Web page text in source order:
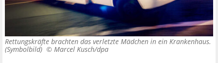
Rettungskräfte brachten das verletzte Mädchen in ein Krankenhaus.
(Symbolbild) © Marcel Kusch/dpa